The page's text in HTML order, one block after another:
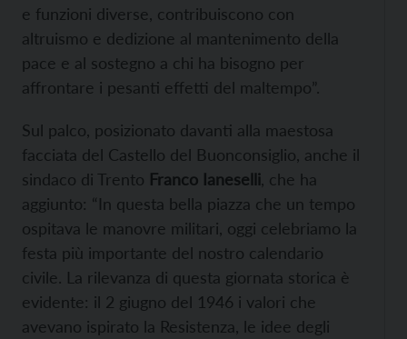
e funzioni diverse, contribuiscono con
altruismo e dedizione al mantenimento della
pace e al sostegno a chi ha bisogno per
affrontare i pesanti effetti del maltempo”.
Sul palco, posizionato davanti alla maestosa
facciata del Castello del Buonconsiglio, anche il
sindaco di Trento Franco Ianeselli , che ha
aggiunto: “In questa bella piazza che un tempo
ospitava le manovre militari, oggi celebriamo la
festa più importante del nostro calendario
civile. La rilevanza di questa giornata storica è
evidente: il 2 giugno del 1946 i valori che
avevano ispirato la Resistenza, le idee degli